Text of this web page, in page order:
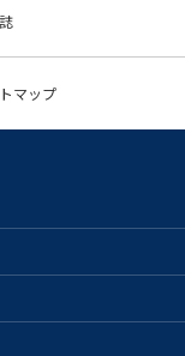
マップ